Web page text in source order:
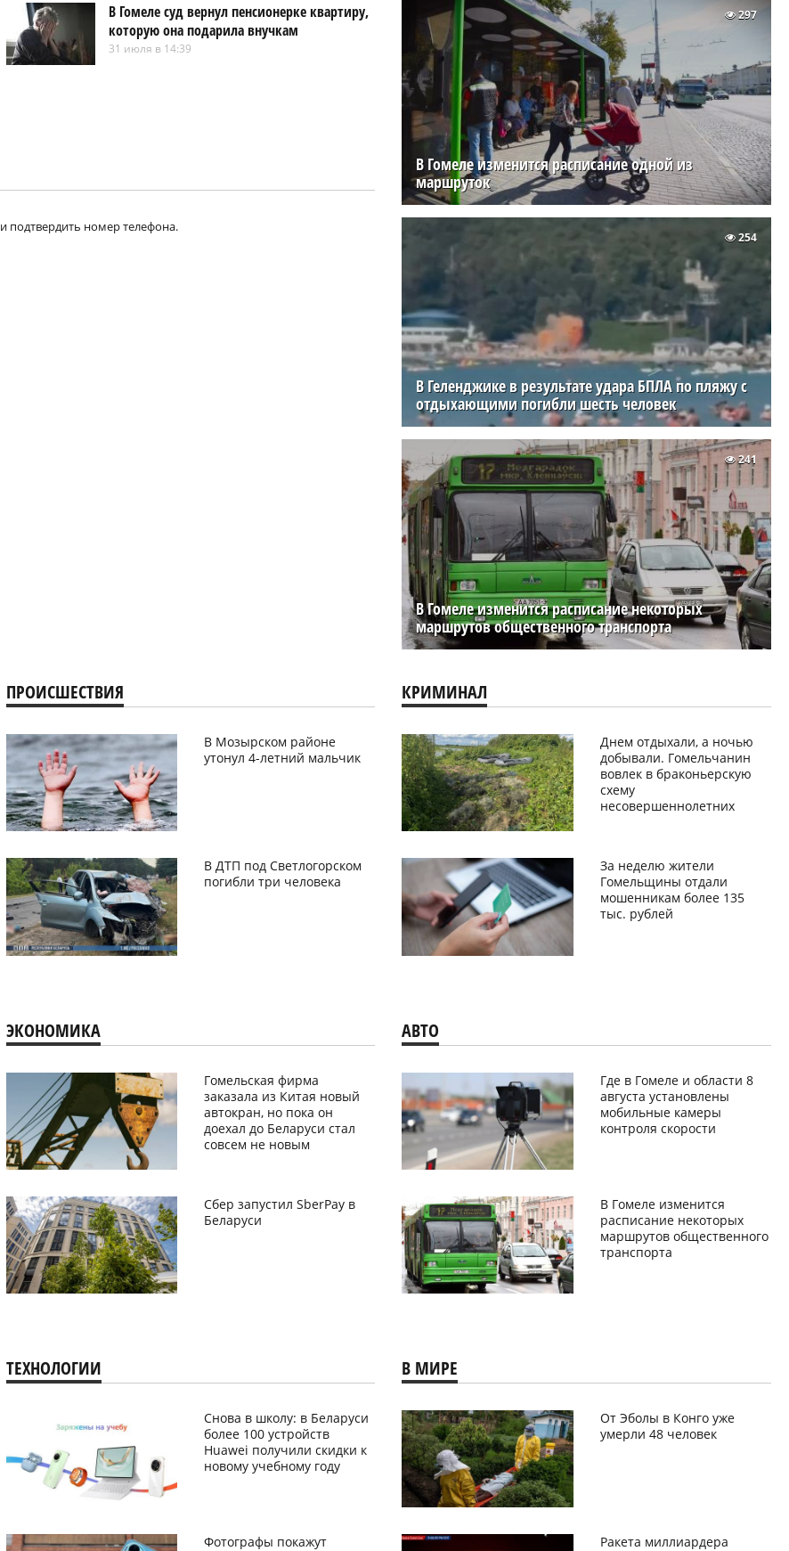
В Гомеле суд вернул пенсионерке квартиру,
которую она подарила внучкам
31 июля в 14:39
и подтвердить номер телефона.
В Гомеле изменится расписание одной из
маршруток
297
В Геленджике в результате удара БПЛА по пляжу с
отдыхающими погибли шесть человек
254
В Гомеле изменится расписание некоторых
маршрутов общественного транспорта
241
ПРОИСШЕСТВИЯ
В Мозырском районе
утонул 4-летний мальчик
В ДТП под Светлогорском
погибли три человека
КРИМИНАЛ
Днем отдыхали, а ночью
добывали. Гомельчанин
вовлек в браконьерскую
схему
несовершеннолетних
За неделю жители
Гомельщины отдали
мошенникам более 135
тыс. рублей
ЭКОНОМИКА
Гомельская фирма
заказала из Китая новый
автокран, но пока он
доехал до Беларуси стал
совсем не новым
Сбер запустил SberPay в
Беларуси
АВТО
Где в Гомеле и области 8
августа установлены
мобильные камеры
контроля скорости
В Гомеле изменится
расписание некоторых
маршрутов общественного
транспорта
ТЕХНОЛОГИИ
Снова в школу: в Беларуси
более 100 устройств
Huawei получили скидки к
новому учебному году
Фотографы покажут
В МИРЕ
От Эболы в Конго уже
умерли 48 человек
Ракета миллиардера